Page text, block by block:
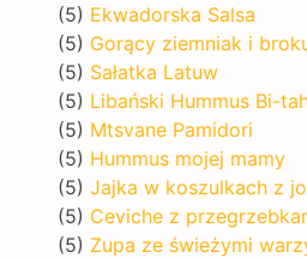
(5) Ekwadorska Salsa
(5) Gorący ziemniak i
(5) Sałatka Latuw
(5) Libański Hummus Bi-
(5) Mtsvane Pamidori
(5) Hummus mojej mamy
(5) Jajka w koszulkach z
(5) Ceviche z
(5) Zupa ze świeżymi